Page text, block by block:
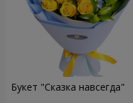
Букет "Сказка навсегда"